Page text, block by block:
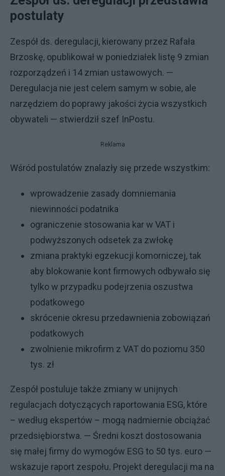
postulaty
Zespół ds. deregulacji, kierowany przez Rafała
Brzoskę, opublikował w poniedziałek listę 9 zmian
rozporządzeń i 14 zmian ustawowych. —
Deregulacja nie jest celem samym w sobie, ale
narzędziem do poprawy jakości życia wszystkich
obywateli — stwierdził szef InPostu.
Reklama
Wśród postulatów znalazły się przede wszystkim:
wprowadzenie zasady domniemania
niewinności podatnika
ograniczenie stosowania kar w VAT i
podwyższonych odsetek za zwłokę
zmiana praktyki egzekucji komorniczej, tak
aby blokowanie kont firmowych odbywało się
tylko w przypadku podejrzenia oszustwa
podatkowego
skrócenie okresu przedawnienia zobowiązań
podatkowych
zwolnienie mikrofirm z VAT do poziomu 350
tys. zł
Zespół postuluje także zmiany w unijnych
regulacjach dotyczących raportowania ESG, które
– według ekspertów – mogą nadmiernie obciążać
przedsiębiorstwa. — Średni koszt dostosowania
się małej firmy do wymogów ESG to 50 tys. euro —
wskazuje raport zespołu. Projekt deregulacji ma na